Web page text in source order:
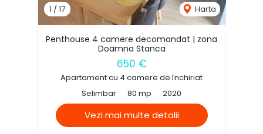
1 /17 Harta
Penthouse 4 camere decomandat | zona
Doamna Stanca
650 €
Apartament cu 4 camere de închiriat
Selimbar
80 mp 2020
Vezi mai multe detalii